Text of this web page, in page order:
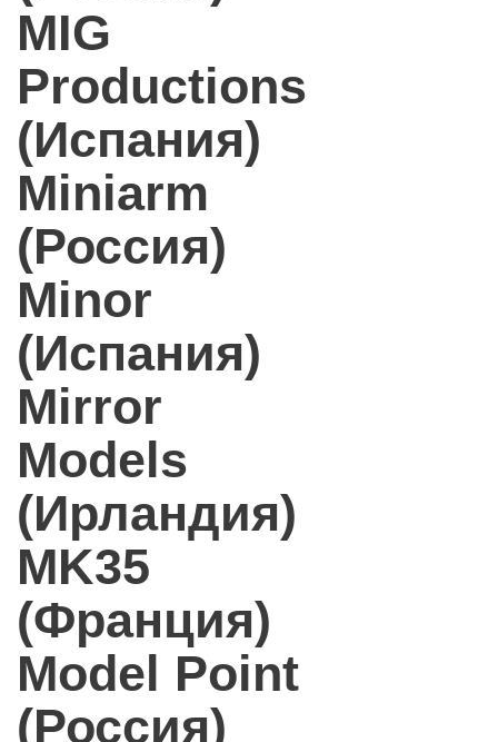
MIG
Productions
(Испания)
Miniarm
(Россия)
Minor
(Испания)
Mirror
Models
(Ирландия)
MK35
(Франция)
Model Point
(Россия)